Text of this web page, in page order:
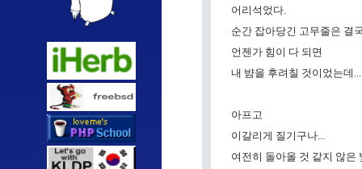
어리석었다.
순간 잡아당긴 고무줄은 결
언젠가 힘이 다 되면
내 뱜을 후려칠 것이었는데...
아프고
이갈리게 질기구나...
여전히 돌아올 것 같지 않은